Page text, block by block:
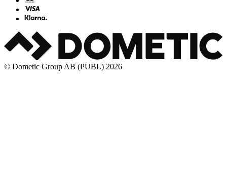
© Dometic Group AB (PUBL) 2026